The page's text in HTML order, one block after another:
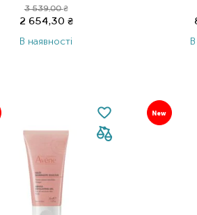
3 539,00₴
2 654,30 ₴
В наявності
New